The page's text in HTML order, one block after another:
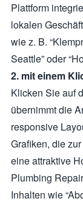
Plattform
lokalen
wie z. B.
Seattle” oder
2. mit einem
Klicken Sie auf
übernimmt die
responsive
Grafiken, die
eine attraktive
Plumbing
Inhalten wie